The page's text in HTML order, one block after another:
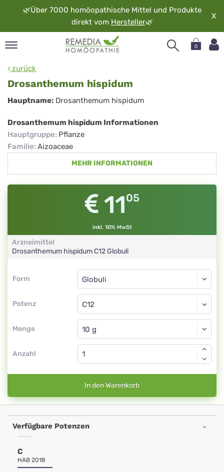
🌿Über 7000 homöopathische Mittel und Produkte
direkt vom Hersteller🌿
X
0
zurück
Drosanthemum hispidum
Drosanthemum
hispidum
Hauptname: Drosanthemum hispidum
Drosanthemum hispidum Informationen
Hauptgruppe: Pflanze
Familie: Aizoaceae
MEHR INFORMATIONEN
1105
inkl. 10% MwSt
Arzneimittel
Drosanthemum hispidumC12Globuli
Form
Form
Potenz
Globuli
C12
Menge
Globuli
Anzahl
In den Warenkorb
Verfügbare Potenzen
C
HAB 2018